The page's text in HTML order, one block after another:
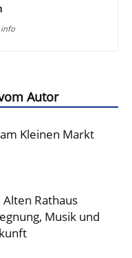
Autor
Kleinen Markt
Rathaus
Musik und